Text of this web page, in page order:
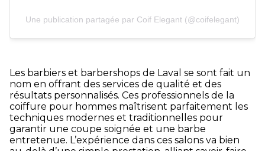
Une publication partagée par Coif Elegant (@coifelegant)
Les barbiers et barbershops de Laval se sont fait un
nom en offrant des services de qualité et des
résultats personnalisés. Ces professionnels de la
coiffure pour hommes maîtrisent parfaitement les
techniques modernes et traditionnelles pour
garantir une coupe soignée et une barbe
entretenue. L’expérience dans ces salons va bien